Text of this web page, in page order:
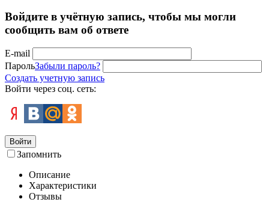
Войдите в учётную запись, чтобы мы могли
сообщить вам об ответе
E-mail
ПарольЗабыли пароль?
Создать учетную запись
Войти через соц. сеть:
Войти
Запомнить
Описание
Характеристики
Отзывы